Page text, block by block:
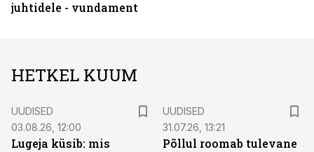
juhtidele - vundament
HETKEL KUUM
UUDISED
03.08.26, 12:00
Lugeja küsib: mis
UUDISED
31.07.26, 13:21
Põllul roomab tulevane